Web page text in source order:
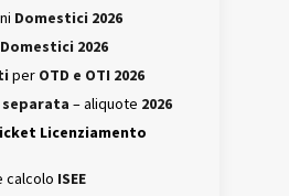
Domestici 2026
Domestici 2026
per OTD e OTI 2026
– aliquote 2026
Licenziamento
calcolo ISEE